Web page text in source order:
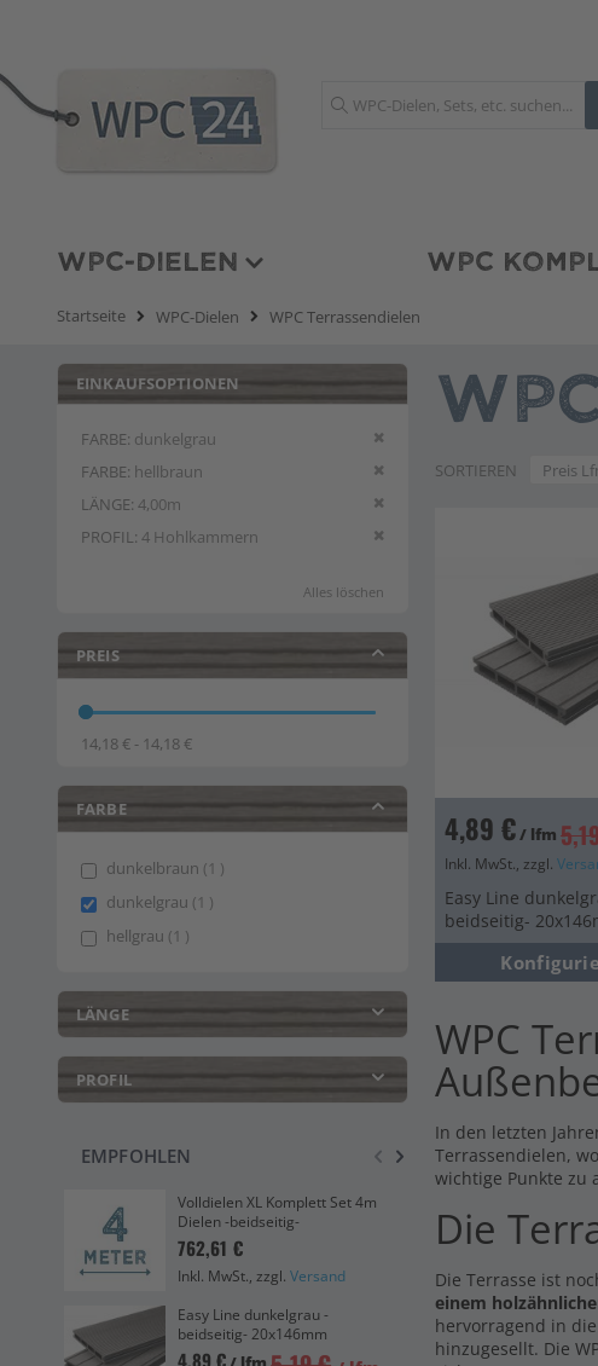
WPC-DIELEN WPC
Startseite WPC-Dielen WPC Terrassendielen
SORTIEREN
4,89 €/ lfm
Inkl. MwSt., zzgl.
Easy Line
beidseitig-
WPC
In den letzten
Terrassendielen,
wichtige Punkte zu
Die
Die Terrasse ist
einem
hervorragend in
hinzugesellt. Die
EINKAUFSOPTIONEN
FARBE dunkelgrau
Diesen Artikel entfernen
FARBE hellbraun
Diesen Artikel entfernen
LÄNGE 4,00m
Diesen Artikel entfernen
PROFIL 4 Hohlkammern Diesen Artikel entfernen
Alles löschen
PREIS
14,18 € - 14,18 €
FARBE
dunkelbraun 1 item
dunkelgrau 1 item
hellgrau 1 item
LÄNGE
PROFIL
EMPFOHLEN
Volldielen XL Komplett Set 4m
Dielen -beidseitig-
762,61 €
Inkl. MwSt., zzgl. Versand
Easy Line dunkelgrau -
beidseitig- 20x146mm
4,89 €
Set 3m
493,57 €
Inkl. MwSt.,
dunkelgrau